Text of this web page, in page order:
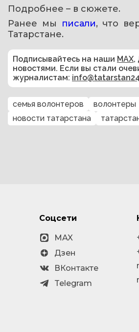
Подробнее – в сюжете.
Ранее мы
писали, что
Татарстане.
Подписывайтесь на наши MAX,
новостями. Если вы стали
журналистам:
семья волонтеров волонтеры
новости татарстана
Соцсети
MAX
Дзен
ВКонтакте
Telegram